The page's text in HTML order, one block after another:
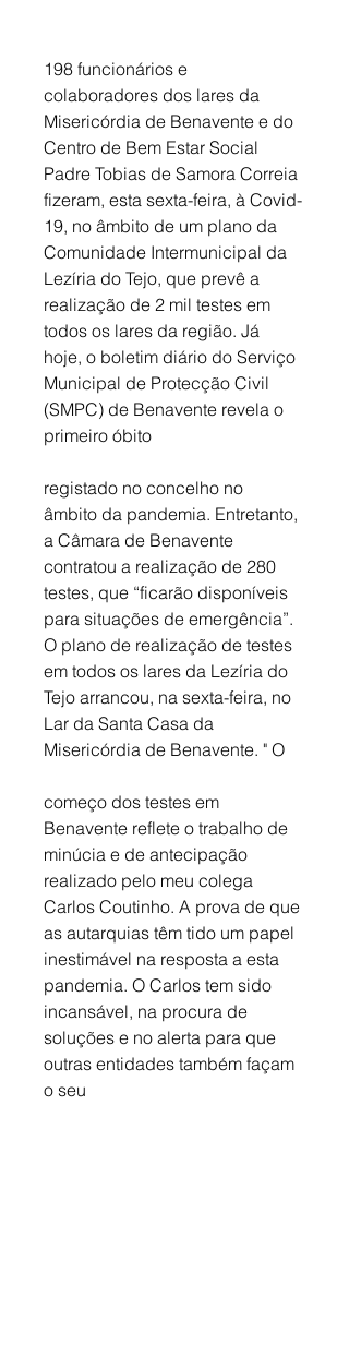
198 funcionários e
colaboradores dos lares da
Misericórdia de Benavente e do
Centro de Bem Estar Social
Padre Tobias de Samora Correia
fizeram, esta sexta-feira, à Covid-
19, no âmbito de um plano da
Comunidade Intermunicipal da
Lezíria do Tejo, que prevê a
realização de 2 mil testes em
todos os lares da região. Já
hoje, o boletim diário do Serviço
Municipal de Protecção Civil
(SMPC) de Benavente revela o
primeiro óbito
registado no concelho no
âmbito da pandemia. Entretanto,
a Câmara de Benavente
contratou a realização de 280
testes, que “ficarão disponíveis
para situações de emergência”.
O plano de realização de testes
em todos os lares da Lezíria do
Tejo arrancou, na sexta-feira, no
Lar da Santa Casa da
Misericórdia de Benavente. " O
começo dos testes em
Benavente reflete o trabalho de
minúcia e de antecipação
realizado pelo meu colega
Carlos Coutinho. A prova de que
as autarquias têm tido um papel
inestimável na resposta a esta
pandemia. O Carlos tem sido
incansável, na procura de
soluções e no alerta para que
outras entidades também façam
o seu